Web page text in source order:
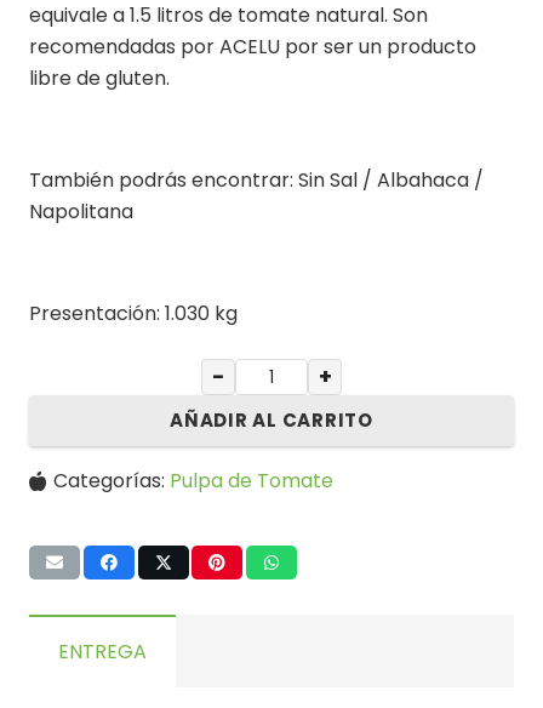
equivale a 1.5 litros de tomate natural. Son
recomendadas por ACELU por ser un producto
libre de gluten.
También podrás encontrar: Sin Sal / Albahaca /
Napolitana
Presentación: 1.030 kg
− +
AÑADIR AL CARRITO
Categorías: Pulpa de Tomate
ENTREGA